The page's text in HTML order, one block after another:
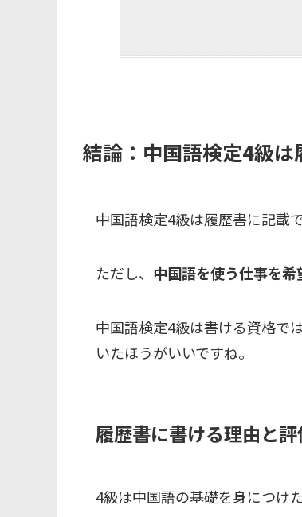
結論：中国語検定4級
中国語検定4級は履歴書に記載で
ただし、 中国語を使う仕事を
中国語検定4級は書ける資格で
いたほうがいいですね。
履歴書に書ける理由と
4級は中国語の基礎を身につけ